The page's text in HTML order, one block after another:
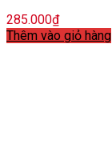
285.000₫
Thêm vào giỏ hàng